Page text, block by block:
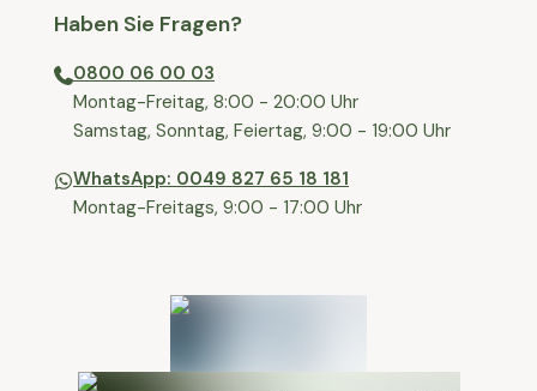
Haben Sie Fragen?
0800 06 00 03
⁠Montag-Freitag, 8:00 - 20:00 Uhr
⁠Samstag, Sonntag, Feiertag, 9:00 - 19:00 Uhr
WhatsApp: 0049 827 65 18 181
Montag-Freitags, 9:00 - 17:00 Uhr